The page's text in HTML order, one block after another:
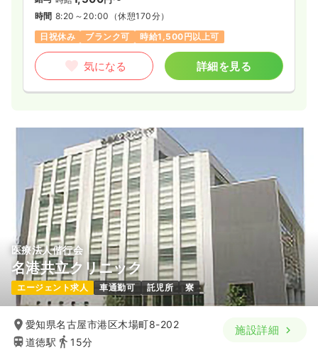
時間 8:20～20:00 （休憩170分）
日祝休み
ブランク可 時給1,500円以上可
気になる 詳細を見る
医療法人偕行会
名港共立クリニック
エージェント求人 車通勤可 託児所 寮
愛知県名古屋市港区木場町8-202
道徳駅
15分
施設詳細